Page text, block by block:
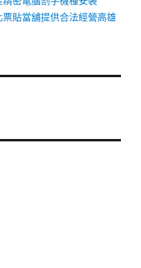
貼當舖提供合法經營高雄